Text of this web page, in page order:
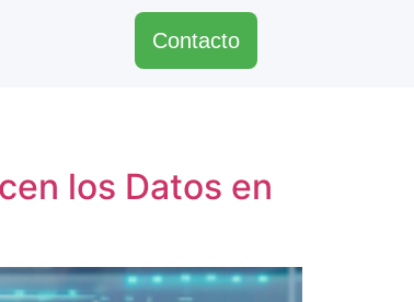
Contacto
los Datos en